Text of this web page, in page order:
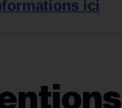
ici